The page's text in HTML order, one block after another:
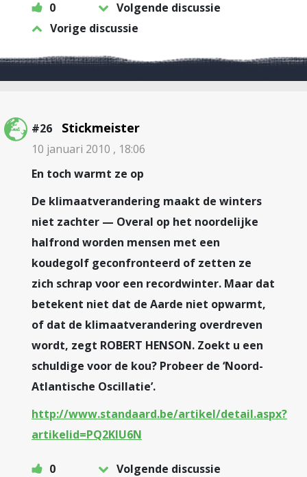
0
Volgende discussie
Vorige discussie
#26 Stickmeister
10 januari 2010 , 18:06
En toch warmt ze op
De klimaatverandering maakt de winters
niet zachter — Overal op het noordelijke
halfrond worden mensen met een
koudegolf geconfronteerd of zetten ze
zich schrap voor een recordwinter. Maar dat
betekent niet dat de Aarde niet opwarmt,
of dat de klimaatverandering overdreven
wordt, zegt ROBERT HENSON. Zoekt u een
schuldige voor de kou? Probeer de ‘Noord-
Atlantische Oscillatie’.
http://www.standaard.be/artikel/detail.aspx?
artikelid=PQ2KIU6N
0
Volgende discussie